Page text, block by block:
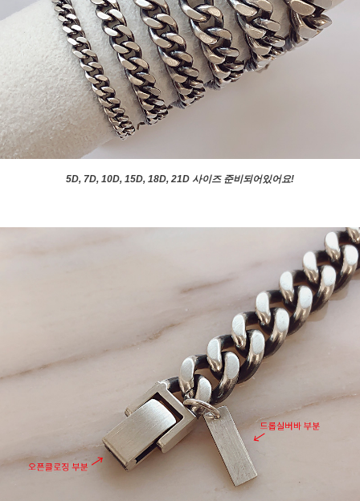
5D, 7D, 10D, 15D, 18D, 21D 사이즈 준비되어있어요!